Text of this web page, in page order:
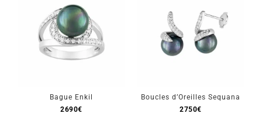
Bague Enkil
2690€
Boucles d’Oreilles Sequana
2750€